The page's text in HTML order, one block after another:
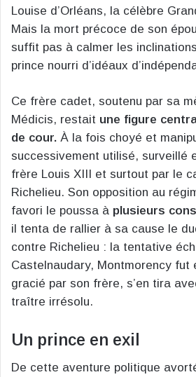
Louise d’Orléans, la célèbre
Mais la mort précoce de son
suffit pas à calmer les
prince nourri d’idéaux
Ce frère cadet, soutenu par sa
Médicis, restait une figure
de cour. À la fois choyé et
successivement utilisé, surveillé
frère Louis XIII et surtout par le
Richelieu. Son opposition au
favori le poussa à plusieurs
il tenta de rallier à sa cause le
contre Richelieu : la tentative
Castelnaudary, Montmorency fut
gracié par son frère, s’en tira
traître irrésolu.
Un prince en exil
De cette aventure politique